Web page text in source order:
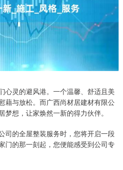
心灵的避风港。一个温馨、舒适且美
藉与放松。而广西尚材居建材有限公
想，让家焕然一新的得力伙伴。
司的全屋整装服务时，您将开启一段
门的那一刻起，您便能感受到公司专